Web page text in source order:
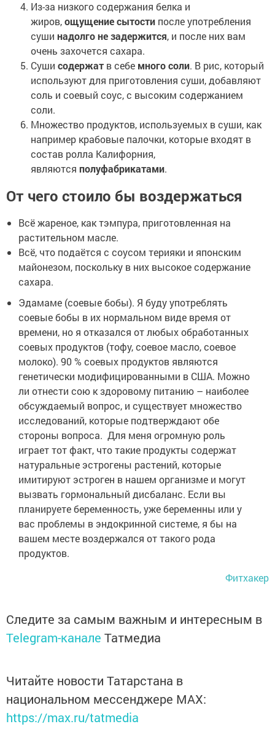
Из-за низкого содержания белка и
жиров,ощущение сытости после употребления
суши надолго не задержится, и после них вам
очень захочется сахара.
Суши содержат в себе много соли. В рис, который
используют для приготовления суши, добавляют
соль и соевый соус, с высоким содержанием
соли.
Множество продуктов, используемых в суши, как
например крабовые палочки, которые входят в
состав ролла Калифорния,
являются полуфабрикатами.
От чего стоило бы воздержаться
Всё жареное, как тэмпура, приготовленная на
растительном масле.
Всё, что подаётся с соусом терияки и японским
майонезом, поскольку в них высокое содержание
сахара.
Эдамаме (соевые бобы). Я буду употреблять
соевые бобы в их нормальном виде время от
времени, но я отказался от любых обработанных
соевых продуктов (тофу, соевое масло, соевое
молоко). 90 % соевых продуктов являются
генетически модифицированными в США. Можно
ли отнести сою к здоровому питанию – наиболее
обсуждаемый вопрос, и существует множество
исследований, которые подтверждают обе
стороны вопроса. Для меня огромную роль
играет тот факт, что такие продукты содержат
натуральные эстрогены растений, которые
имитируют эстроген в нашем организме и могут
вызвать гормональный дисбаланс. Если вы
планируете беременность, уже беременны или у
вас проблемы в эндокринной системе, я бы на
вашем месте воздержался от такого рода
продуктов.
Фитхакер
Следите за самым важным и интересным в
Telegram-канале Татмедиа
Читайте новости Татарстана в
национальном мессенджере MАХ:
https://max.ru/tatmedia